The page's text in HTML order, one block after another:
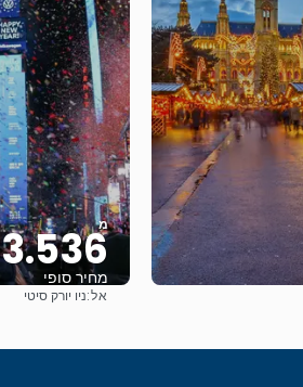
מ
3.536 €
מחיר סופי
אל:ניו יורק סיטי